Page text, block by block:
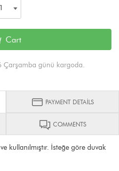
Cart
Çarşamba günü kargoda.
PAYMENT DETAILS
COMMENTS
kullanılmıştır. İsteğe göre duvak